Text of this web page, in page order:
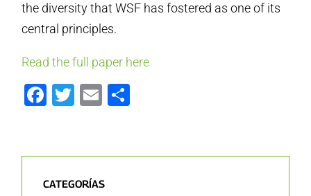
the diversity that WSF has fostered as one of its
central principles.
Read the full paper here
Facebook
Twitter
Email
CATEGORÍAS